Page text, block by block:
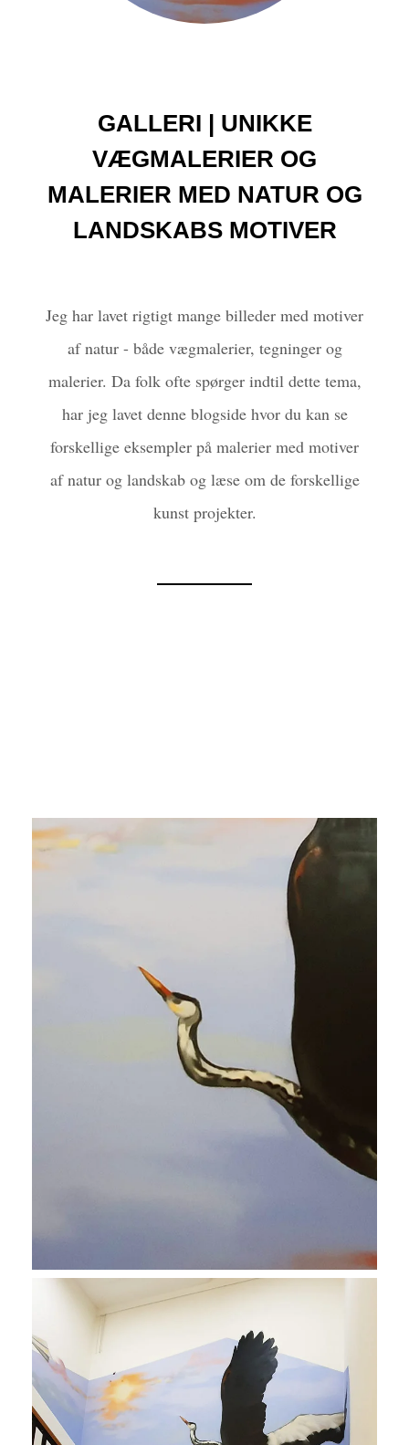
GALLERI | UNIKKE
VÆGMALERIER OG
MALERIER MED NATUR OG
LANDSKABS MOTIVER
Jeg har lavet rigtigt mange billeder med motiver
af natur - både vægmalerier, tegninger og
malerier. Da folk ofte spørger indtil dette tema,
har jeg lavet denne blogside hvor du kan se
forskellige eksempler på malerier med motiver
af natur og landskab og læse om de forskellige
kunst projekter.